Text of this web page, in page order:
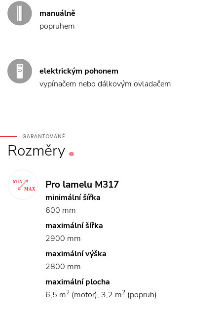
manuálně
popruhem
elektrickým pohonem
vypínačem nebo dálkovým ovladačem
GARANTOVANÉ
Rozměry
Pro lamelu M317
minimální šířka
600 mm
maximální šířka
2900 mm
maximální výška
2800 mm
maximální plocha
6,5 m2 (motor), 3,2 m2 (popruh)